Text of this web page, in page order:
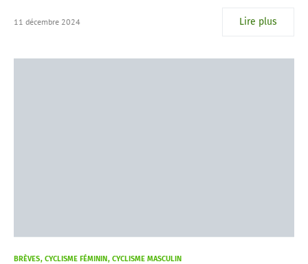
11 décembre 2024 Lire plus
BRÈVES CYCLISME FÉMININ CYCLISME MASCULIN